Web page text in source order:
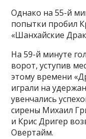
Однако на 55-й
попытки пробил
«Шанхайские
На 59-й минуте
ворот, уступив
этому времени
играли на
увенчались
сирены Михаил
и Крис Дригер
Овертайм.